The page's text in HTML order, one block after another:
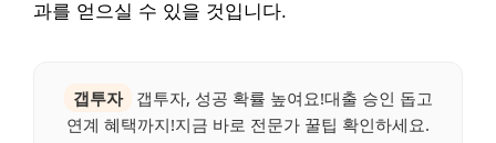
과를 얻으실 수 있을 것입니다.
갭투자
갭투자, 성공 확률 높여요!대출 승인 돕고
연계 혜택까지!지금 바로 전문가 꿀팁 확인하세요.